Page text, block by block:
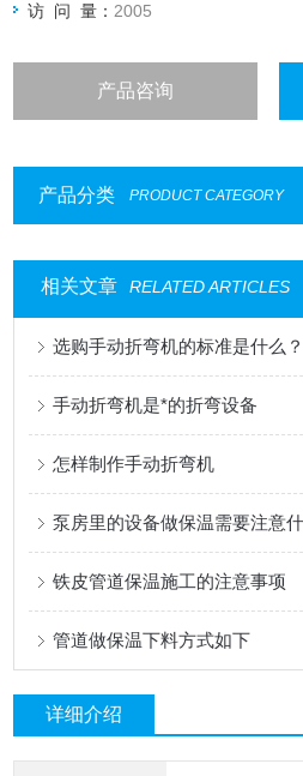
访 问 量： 2005
产品咨询
产品分类 PRODUCT CATEGORY
相关文章 RELATED ARTICLES
选购手动折弯机的标准是什么？
手动折弯机是*的折弯设备
怎样制作手动折弯机
泵房里的设备做保温需要注意
铁皮管道保温施工的注意事项
管道做保温下料方式如下
详细介绍